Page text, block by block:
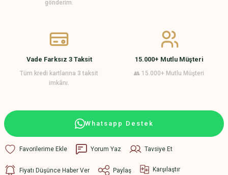
gönderim.
Vade Farksız 3 Taksit
Tüm kredi kartlarına 3 taksit
imkânı.
15.000+ Mutlu Müşteri
👥 15.000+ Mutlu Müşteri
Whatsapp Destek
Yorum Yaz Tavsiye Et
Fiyatı Düşünce Haber Ver Paylaş Karşılaştır